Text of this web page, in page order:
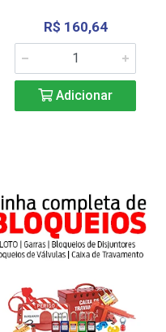
R$ 160,64
Adicionar